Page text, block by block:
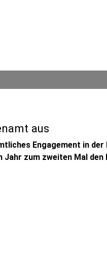
aus
Engagement in
zum zweiten Mal